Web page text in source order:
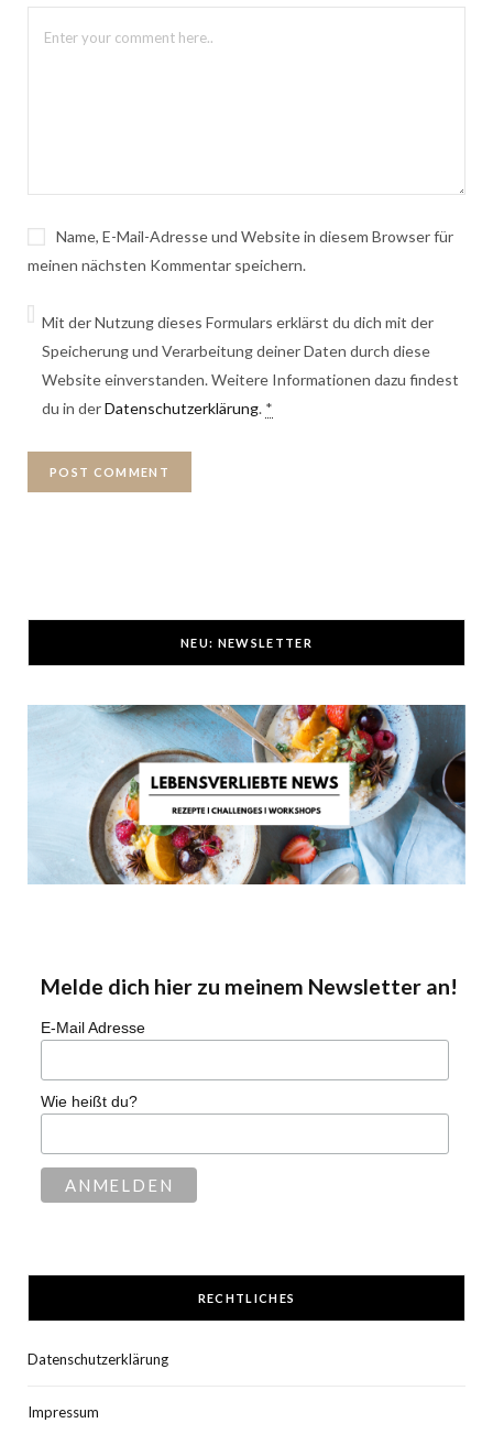
Name, E-Mail-Adresse und Website in diesem Browser für
meinen nächsten Kommentar speichern.
Mit der Nutzung dieses Formulars erklärst du dich mit der
Speicherung und Verarbeitung deiner Daten durch diese
Website einverstanden. Weitere Informationen dazu findest
du in derDatenschutzerklärung. *
NEU: NEWSLETTER
Melde dich hier zu meinem Newsletter an!
E-Mail Adresse
Wie heißt du?
RECHTLICHES
Datenschutzerklärung
Impressum